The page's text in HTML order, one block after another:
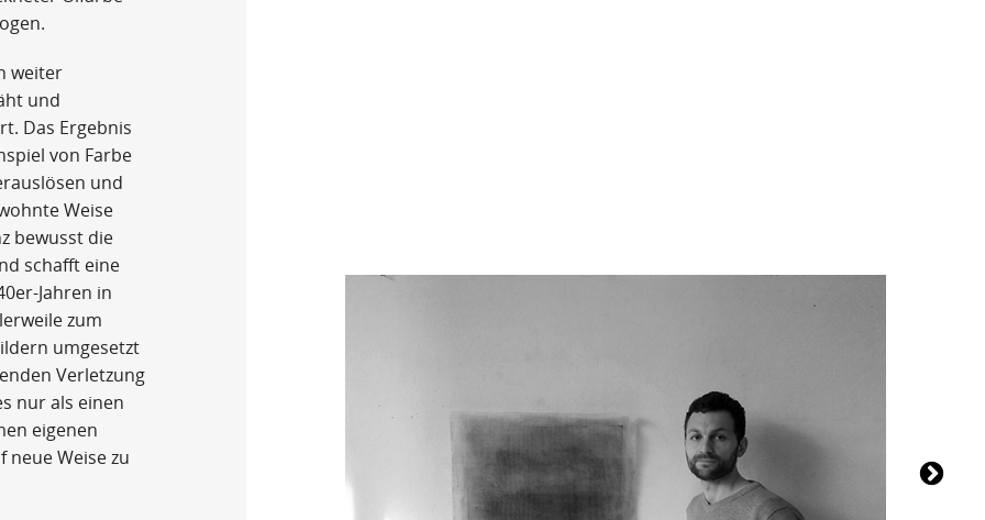
weiter
und
Das Ergebnis
von Farbe
und
Weise
bewusst die
schafft eine
Jahren in
zum
umgesetzt
Verletzung
nur als einen
eigenen
Weise zu